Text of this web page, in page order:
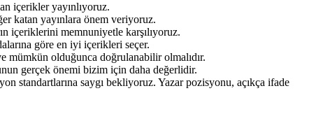
içerikler yayınlıyoruz.
katan yayınlara önem veriyoruz.
içeriklerini memnuniyetle karşılıyoruz.
göre en iyi içerikleri seçer.
mümkün olduğunca doğrulanabilir olmalıdır.
gerçek önemi bizim için daha değerlidir.
standartlarına saygı bekliyoruz. Yazar pozisyonu, açıkça ifade